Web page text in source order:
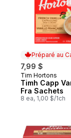
Préparé au
7,99 $
Préparé au
Tim Hortons
Timh Capp
Fra Sachets
8 ea, 1,00 $/1ch